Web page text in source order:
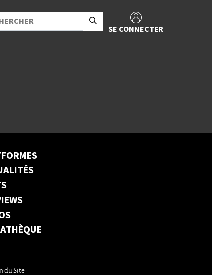
SE CONNECTER
du Site